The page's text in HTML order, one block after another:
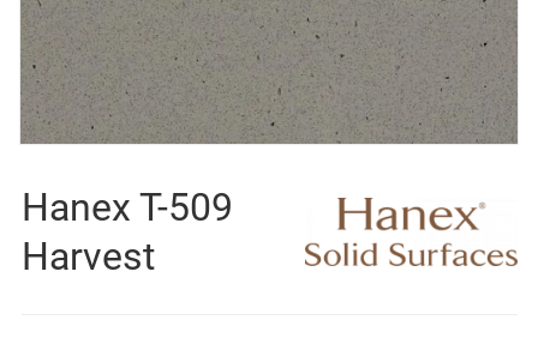
Hanex T-509
Harvest